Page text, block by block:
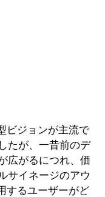
ビジョンが主流で
たが、一昔前のデ
広がるにつれ、価
サイネージのアウ
するユーザーがど